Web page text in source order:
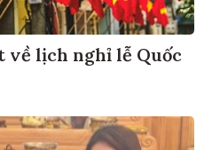
về lịch nghỉ lễ Quốc